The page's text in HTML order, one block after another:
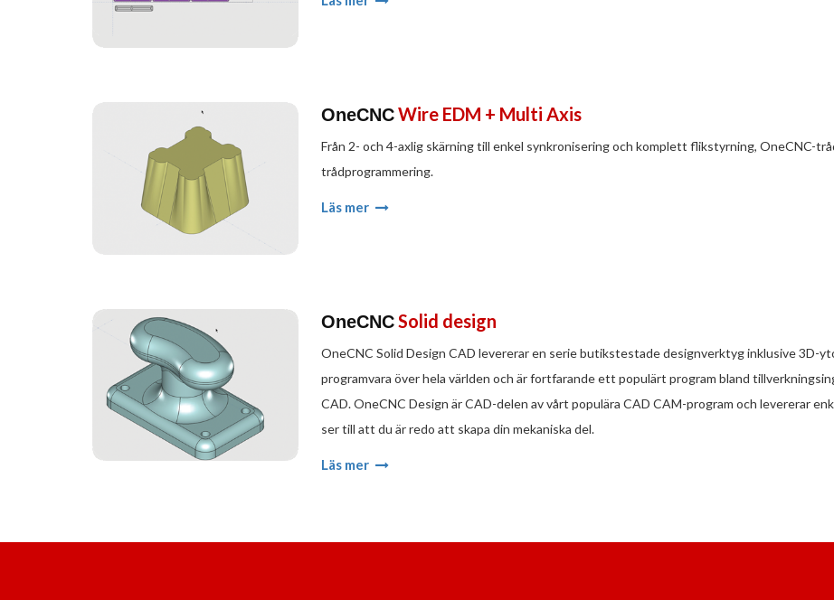
OneCNCWire EDM + Multi Axis
Från 2- och 4-axlig skärning till enkel synkronisering och komplett flikstyrning, OneCNC-
trådprogrammering.
Läs mer
OneCNCSolid design
OneCNC Solid Design CAD levererar en serie butikstestade designverktyg inklusive 3D-
programvara över hela världen och är fortfarande ett populärt program bland
CAD. OneCNC Design är CAD-delen av vårt populära CAD CAM-program och levererar
ser till att du är redo att skapa din mekaniska del.
Läs mer